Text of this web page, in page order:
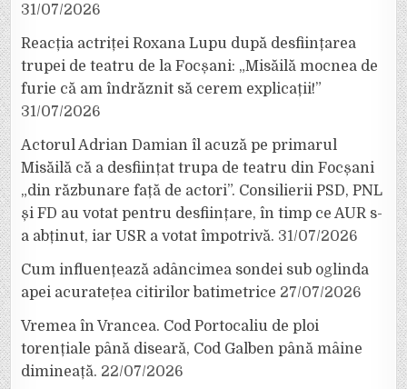
31/07/2026
Reacția actriței Roxana Lupu după desființarea
trupei de teatru de la Focșani: „Misăilă mocnea de
furie că am îndrăznit să cerem explicații!”
31/07/2026
Actorul Adrian Damian îl acuză pe primarul
Misăilă că a desființat trupa de teatru din Focșani
„din răzbunare față de actori”. Consilierii PSD, PNL
și FD au votat pentru desființare, în timp ce AUR s-
a abținut, iar USR a votat împotrivă. 31/07/2026
Cum influențează adâncimea sondei sub oglinda
apei acuratețea citirilor batimetrice 27/07/2026
Vremea în Vrancea. Cod Portocaliu de ploi
torențiale până diseară, Cod Galben până mâine
dimineață. 22/07/2026